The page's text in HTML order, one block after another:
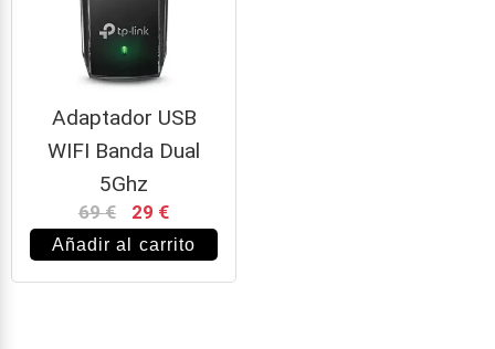
Adaptador USB
WIFI Banda Dual
5Ghz
69€ 29 €
Añadir al carrito